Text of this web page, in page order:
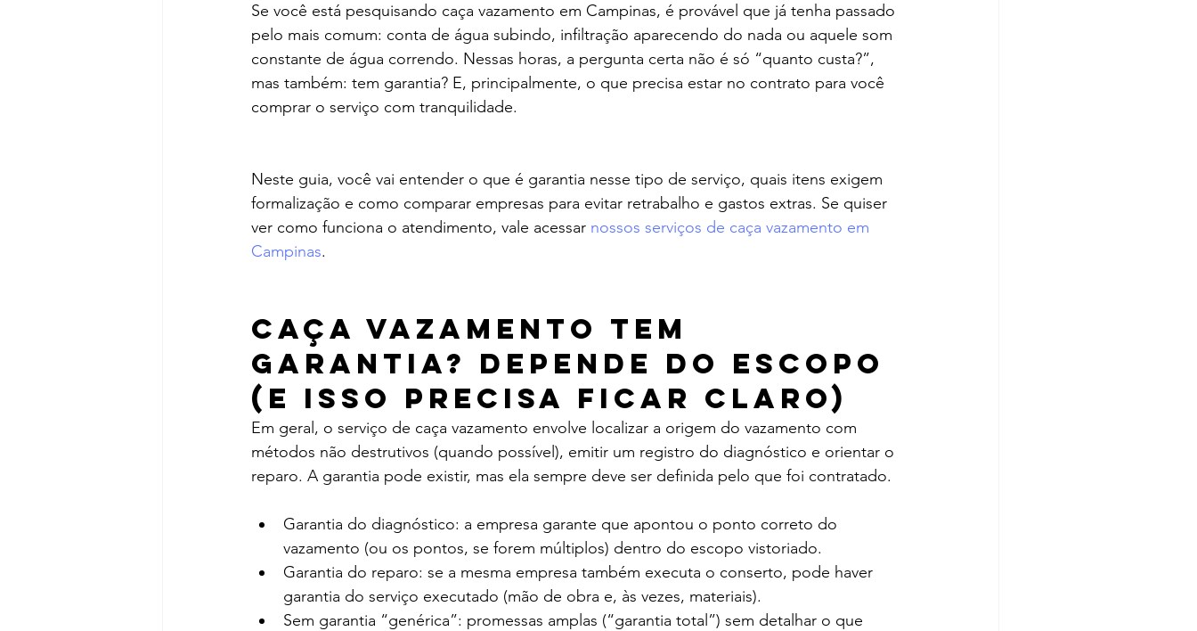
Se você está pesquisando caça vazamento em Campinas, é provável que já tenha passado
pelo mais comum: conta de água subindo, infiltração aparecendo do nada ou aquele som
constante de água correndo. Nessas horas, a pergunta certa não é só “quanto custa?”,
mas também: tem garantia? E, principalmente, o que precisa estar no contrato para você
comprar o serviço com tranquilidade.
Neste guia, você vai entender o que é garantia nesse tipo de serviço, quais itens exigem
formalização e como comparar empresas para evitar retrabalho e gastos extras. Se quiser
ver como funciona o atendimento, vale acessar nossos serviços de caça vazamento em
Campinas.
Caça vazamento tem
garantia? Depende do escopo
(e isso precisa ficar claro)
Em geral, o serviço de caça vazamento envolve localizar a origem do vazamento com
métodos não destrutivos (quando possível), emitir um registro do diagnóstico e orientar o
reparo. A garantia pode existir, mas ela sempre deve ser definida pelo que foi contratado.
Garantia do diagnóstico: a empresa garante que apontou o ponto correto do
vazamento (ou os pontos, se forem múltiplos) dentro do escopo vistoriado.
Garantia do reparo: se a mesma empresa também executa o conserto, pode haver
garantia do serviço executado (mão de obra e, às vezes, materiais).
Sem garantia “genérica”: promessas amplas (“garantia total”) sem detalhar o que